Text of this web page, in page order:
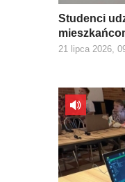
Studenci
21 lipca 2026,